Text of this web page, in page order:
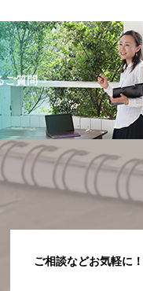
ご質問
ご相談などお気軽に！